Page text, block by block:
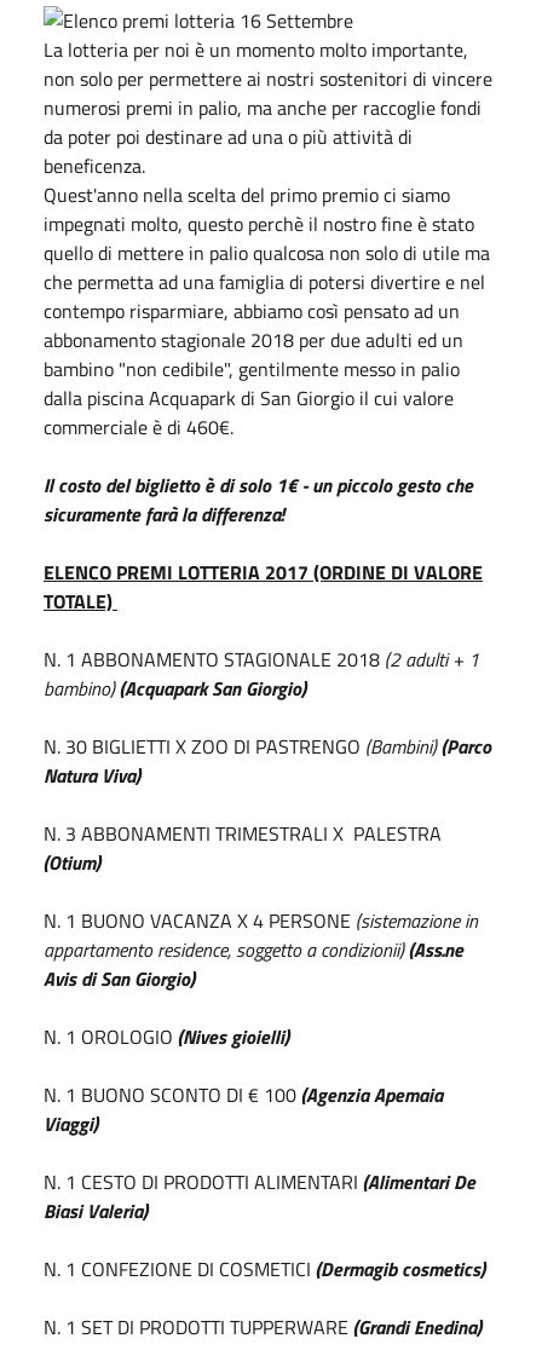
La lotteria per noi è un momento molto importante,
non solo per permettere ai nostri sostenitori di vincere
numerosi premi in palio, ma anche per raccoglie fondi
da poter poi destinare ad una o più attività di
beneficenza.
Quest'anno nella scelta del primo premio ci siamo
impegnati molto, questo perchè il nostro fine è stato
quello di mettere in palio qualcosa non solo di utile ma
che permetta ad una famiglia di potersi divertire e nel
contempo risparmiare, abbiamo così pensato ad un
abbonamento stagionale 2018 per due adulti ed un
bambino "non cedibile", gentilmente messo in palio
dalla piscina Acquapark di San Giorgio il cui valore
commerciale è di 460€.
Il costo del biglietto è di solo 1€ - un piccolo gesto che
sicuramente farà la differenza!
ELENCO PREMI LOTTERIA 2017 (ORDINE DI VALORE
TOTALE)
N. 1 ABBONAMENTO STAGIONALE 2018 (2 adulti + 1
bambino)(Acquapark San Giorgio)
N. 30 BIGLIETTI X ZOO DI PASTRENGO (Bambini)(Parco
Natura Viva)
N. 3 ABBONAMENTI TRIMESTRALI X PALESTRA
(Otium)
N. 1 BUONO VACANZA X 4 PERSONE (sistemazione in
appartamento residence, soggetto a condizionii)(Ass.ne
Avis di San Giorgio)
N. 1 OROLOGIO (Nives gioielli)
N. 1 BUONO SCONTO DI € 100(Agenzia Apemaia
Viaggi)
N. 1 CESTO DI PRODOTTI ALIMENTARI (Alimentari De
Biasi Valeria)
N. 1 CONFEZIONE DI COSMETICI (Dermagib cosmetics)
N. 1 SET DI PRODOTTI TUPPERWARE (Grandi Enedina)